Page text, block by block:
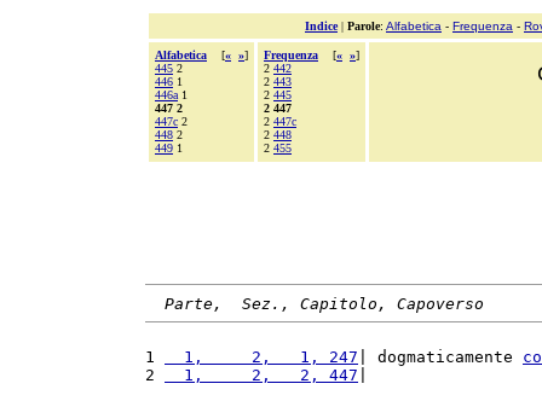
Indice| Parole: Alfabetica - Frequenza -
Alfabetica [« »]
445 2
446 1
446a 1
447 2
447c 2
448 2
449 1
Frequenza [« »]
2 442
2 443
2 445
2 447
2 447c
2 448
2 455
Parte,  Sez., Capitolo, Capoverso
1
  1,     2,   1, 247
| dogmaticamente
2
  1,     2,   2, 447